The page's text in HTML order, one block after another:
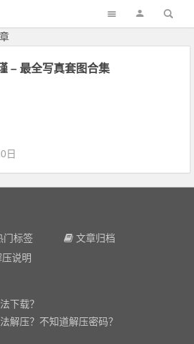
– 最全写真套图合集
日
标签
文章归档
说明
下载？
解压？不知道解压密码？